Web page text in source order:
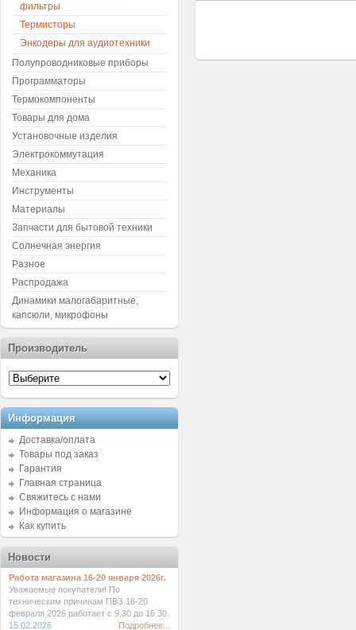
фильтры
Термисторы
Энкодеры для аудиотехники
Полупроводниковые приборы
Программаторы
Термокомпоненты
Товары для дома
Установочные изделия
Электрокоммутация
Механика
Инструменты
Материалы
Запчасти для бытовой техники
Солнечная энергия
Разное
Распродажа
Динамики малогабаритные,
капсюли, микрофоны
Производитель
Информация
Доставка/оплата
Товары под заказ
Гарантия
Главная страница
Свяжитесь с нами
Информация о магазине
Как купить
Новости
Работа магазина 16-20 января 2026г.
Уважаемые покупатели! По
техническим причинам ПВЗ 16-20
февраля 2026 работает с 9.30 до 16.30.
15.02.2026
Подробнее...